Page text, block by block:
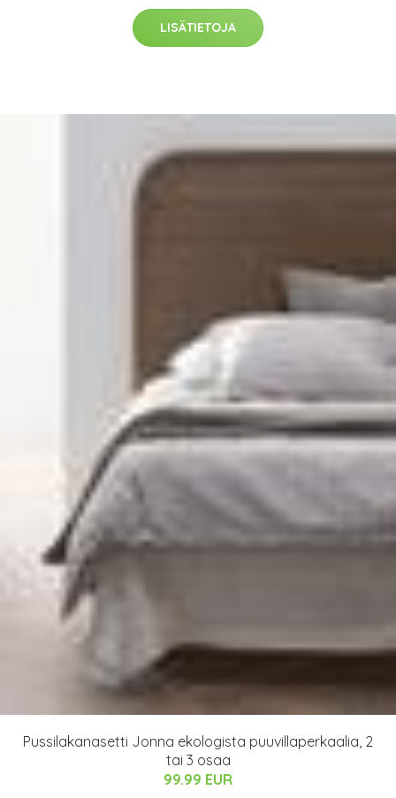
LISÄTIETOJA
Pussilakanasetti Jonna ekologista puuvillaperkaalia, 2
tai 3 osaa
99.99 EUR